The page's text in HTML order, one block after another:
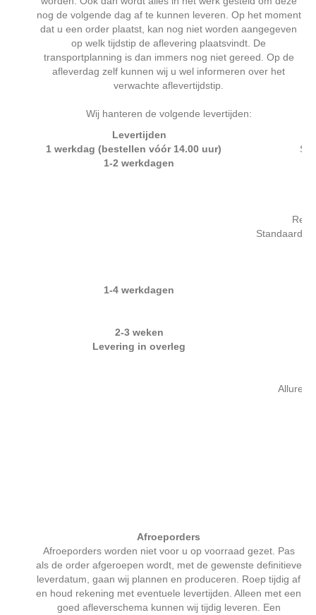
nog de volgende dag af te kunnen leveren. Op het moment
dat u een order plaatst, kan nog niet worden aangegeven
op welk tijdstip de aflevering plaatsvindt. De
transportplanning is dan immers nog niet gereed. Op de
afleverdag zelf kunnen wij u wel informeren over het
verwachte aflevertijdstip.
Wij hanteren de volgende levertijden:
Levertijden
1 werkdag (bestellen vóór 14.00 uur)
1-2 werkdagen
Standaard
1-4 werkdagen
2-3 weken
Levering in overleg
Allure
Afroeporders
Afroeporders worden niet voor u op voorraad gezet. Pas
als de order afgeroepen wordt, met de gewenste definitieve
leverdatum, gaan wij plannen en produceren. Roep tijdig af
en houd rekening met eventuele levertijden. Alleen met een
goed afleverschema kunnen wij tijdig leveren. Een